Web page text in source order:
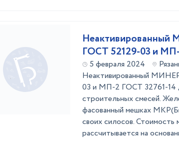
ГОСТ 52129-03 и
5 февраля 2024
Неактивированный
03 и МП-2 ГОСТ 32761-14
строительных смесей.
фасованный мешках
своих силосов. Стоимость
рассчитывается на